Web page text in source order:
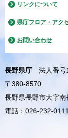
リンクについて
県庁フロア・アク
お問い合わせ
長野県庁
法人番
〒380-8570
長野県長野市大字
電話：026-232-